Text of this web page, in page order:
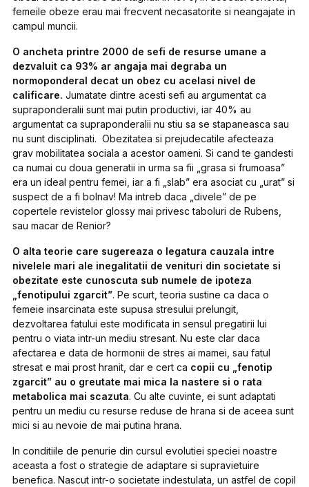
femeile obeze erau mai frecvent necasatorite si neangajate in
campul muncii.
O ancheta printre 2000 de sefi de resurse umane a
dezvaluit ca 93% ar angaja mai degraba un
normoponderal decat un obez cu acelasi nivel de
calificare. Jumatate dintre acesti sefi au argumentat ca
supraponderalii sunt mai putin productivi, iar 40% au
argumentat ca supraponderalii nu stiu sa se stapaneasca sau
nu sunt disciplinati. Obezitatea si prejudecatile afecteaza
grav mobilitatea sociala a acestor oameni. Si cand te gandesti
ca numai cu doua generatii in urma sa fii „grasa si frumoasa”
era un ideal pentru femei, iar a fi „slab” era asociat cu „urat” si
suspect de a fi bolnav! Ma intreb daca „divele” de pe
copertele revistelor glossy mai privesc taboluri de Rubens,
sau macar de Renior?
O alta teorie care sugereaza o legatura cauzala intre
nivelele mari ale inegalitatii de venituri din societate si
obezitate este cunoscuta sub numele de ipoteza
„fenotipului zgarcit”. Pe scurt, teoria sustine ca daca o
femeie insarcinata este supusa stresului prelungit,
dezvoltarea fatului este modificata in sensul pregatirii lui
pentru o viata intr-un mediu stresant. Nu este clar daca
afectarea e data de hormonii de stres ai mamei, sau fatul
stresat e mai prost hranit, dar e cert ca copii cu „fenotip
zgarcit” au o greutate mai mica la nastere si o rata
metabolica mai scazuta. Cu alte cuvinte, ei sunt adaptati
pentru un mediu cu resurse reduse de hrana si de aceea sunt
mici si au nevoie de mai putina hrana.
In conditiile de penurie din cursul evolutiei speciei noastre
aceasta a fost o strategie de adaptare si supravietuire
benefica. Nascut intr-o societate indestulata, un astfel de copil